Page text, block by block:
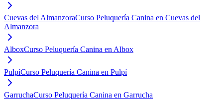
Cuevas del AlmanzoraCurso Peluquería Canina en Cuevas del
Almanzora
AlboxCurso Peluquería Canina en Albox
PulpíCurso Peluquería Canina en Pulpí
GarruchaCurso Peluquería Canina en Garrucha